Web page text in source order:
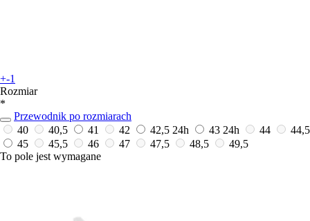
+-1
Rozmiar
*
Przewodnik po rozmiarach
40
40,5 41 42 42,5 24h 43 24h 44
44,5
45
45,5 46 47 47,5 48,5
49,5
To pole jest wymagane